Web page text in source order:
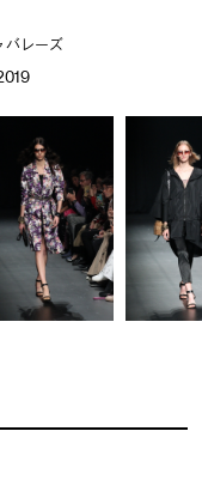
バレーズ